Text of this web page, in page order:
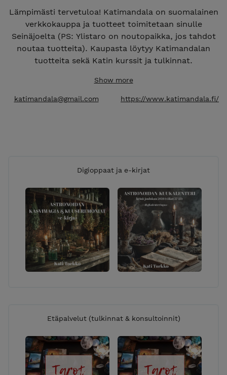
Lämpimästi tervetuloa! Katimandala on suomalainen
verkkokauppa ja tuotteet toimitetaan sinulle
Seinäjoelta (PS: Ylistaro on noutopaikka, jos tahdot
noutaa tuotteita). Kaupasta löytyy Katimandalan
tuotteita sekä Katin kurssit ja tulkinnat.
Visa- ja Mastercard-luottokortit.
Toimitusvaihtoehdot: pääasiassa postitse, mutta
Show more
katimandala@gmail.com https://www.katimandala.fi/
Digioppaat ja e-kirjat
Etäpalvelut (tulkinnat & konsultoinnit)